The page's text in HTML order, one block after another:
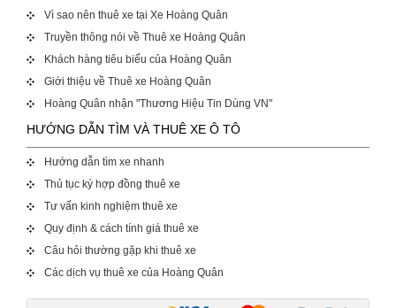
Vì sao nên thuê xe tại Xe Hoàng Quân
Truyền thông nói về Thuê xe Hoàng Quân
Khách hàng tiêu biểu của Hoàng Quân
Giới thiệu về Thuê xe Hoàng Quân
Hoàng Quân nhận "Thương Hiệu Tin Dùng VN"
HƯỚNG DẪN TÌM VÀ THUÊ XE Ô TÔ
Hướng dẫn tìm xe nhanh
Thủ tục ký hợp đồng thuê xe
Tư vấn kinh nghiệm thuê xe
Quy định & cách tính giá thuê xe
Câu hỏi thường gặp khi thuê xe
Các dịch vụ thuê xe của Hoàng Quân